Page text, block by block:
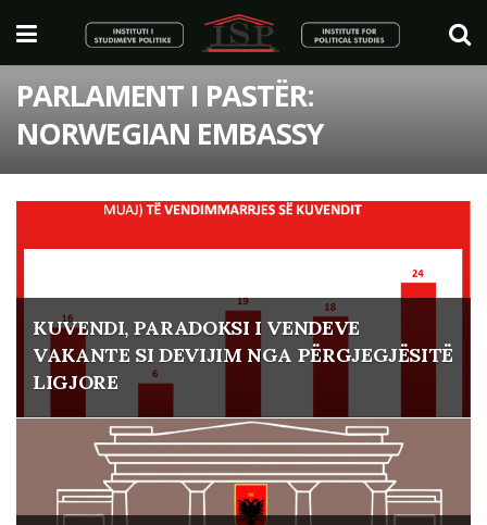
PARLAMENT I PASTËR:
NORWEGIAN EMBASSY
KUVENDI, PARADOKSI I VENDEVE
VAKANTE SI DEVIJIM NGA PËRGJEGJËSITË
LIGJORE